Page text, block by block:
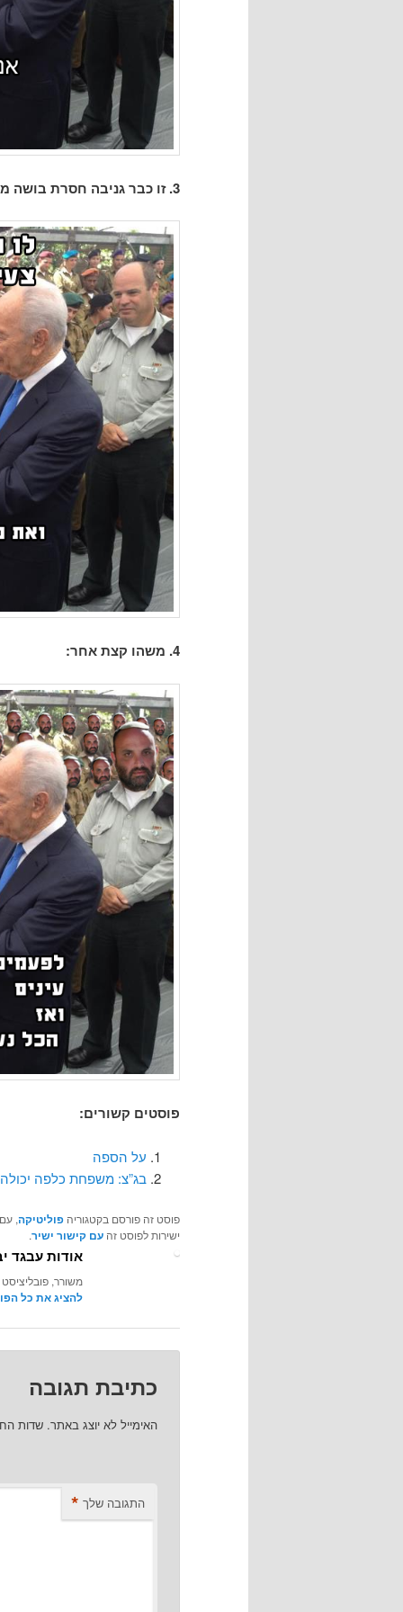
3. זו כבר גניבה חסרת בושה מהומר סימפסון:
4. משהו קצת אחר:
פוסטים קשורים:
על הספה
בג”צ: משפחת כלפה יכולה
פוסט זה פורסם בקטגוריה פוליטיקה,
ישירות לפוסט זה עם קישור ישיר.
אודות עבגד
משורר,
להציג את כל
כתיבת תגובה
האימייל לא יוצג באתר. שדות
התגובה שלך *